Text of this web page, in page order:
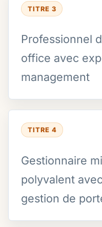
TITRE 3
Professionnel
office avec
management
TITRE 4
Gestionnaire
polyvalent
gestion de